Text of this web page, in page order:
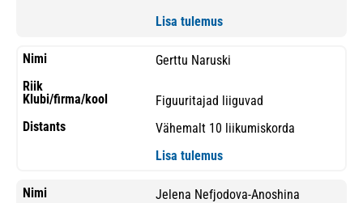
Lisa tulemus
Gerttu Naruski
Figuuritajad liiguvad
Vähemalt 10 liikumiskorda
Lisa tulemus
Jelena Nefjodova-Anoshina